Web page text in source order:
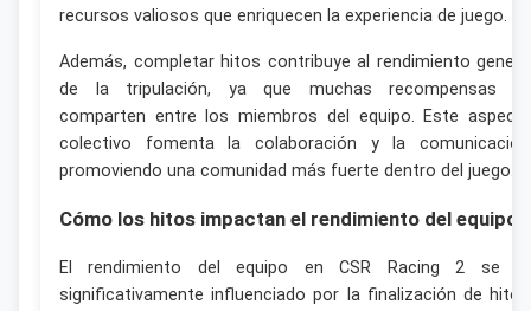
recursos valiosos que enriquecen la experiencia de juego.
Además, completar hitos contribuye al rendimiento
de la tripulación, ya que muchas recompensas
comparten entre los miembros del equipo. Este
colectivo fomenta la colaboración y la
promoviendo una comunidad más fuerte dentro del juego.
Cómo los hitos impactan el rendimiento del equipo
El rendimiento del equipo en CSR Racing 2 se
significativamente influenciado por la finalización de